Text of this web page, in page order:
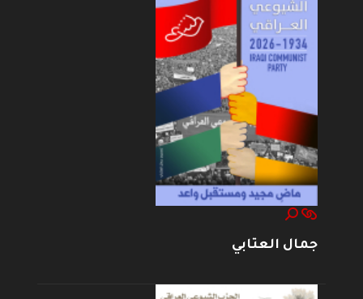
جمال العتابي